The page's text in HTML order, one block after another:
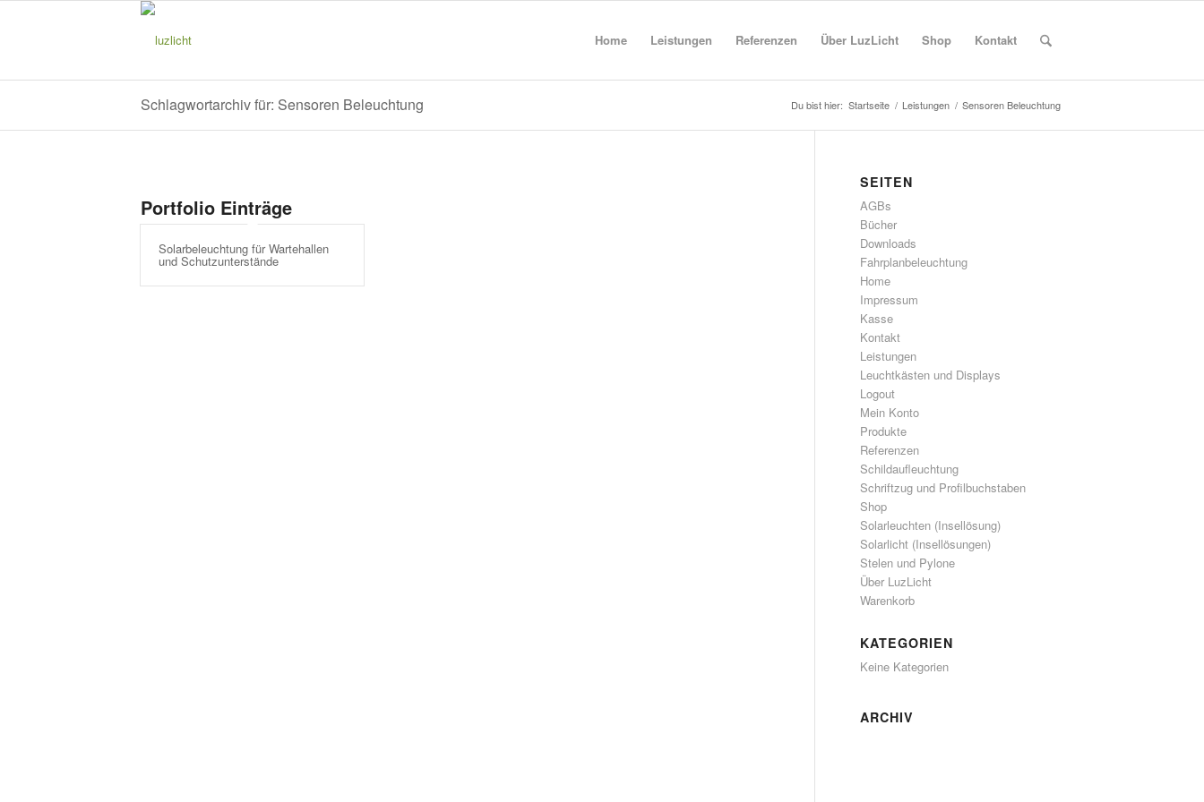
Home Leistungen Referenzen Über LuzLicht Shop Kontakt
Schlagwortarchiv für: Sensoren Beleuchtung Du bist hier: Startseite / Leistungen / Sensoren Beleuchtung
Portfolio Einträge
Solarbeleuchtung für Wartehallen
und Schutzunterstände
SEITEN
AGBs
Bücher
Downloads
Fahrplanbeleuchtung
Home
Impressum
Kasse
Kontakt
Leistungen
Leuchtkästen und Displays
Logout
Mein Konto
Produkte
Referenzen
Schildaufleuchtung
Schriftzug und Profilbuchstaben
Shop
Solarleuchten (Insellösung)
Solarlicht (Insellösungen)
Stelen und Pylone
Über LuzLicht
Warenkorb
KATEGORIEN
Keine Kategorien
ARCHIV